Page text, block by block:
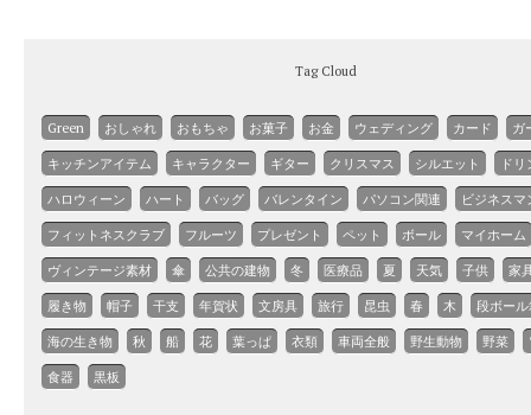
Tag Cloud
Green おしゃれ おもちゃ お菓子 お金 ウェディング カード ガ
キッチンアイテム キャラクター ギター クリスマス シルエット ド
ハロウィーン ハート バッグ バレンタイン パソコン関連 ビジネスマ
フィットネスクラブ フルーツ プレゼント ペット ボール マイホーム
ヴィンテージ素材 傘 公共の建物 冬 医療品 夏 天気 子供 家
履き物 帽子 干支 年賀状 文房具 旅行 昆虫 春 木 段ボー
海の生き物 秋 船 花 葉っぱ 衣類 車両全般 野生動物 野菜
食器 黒板